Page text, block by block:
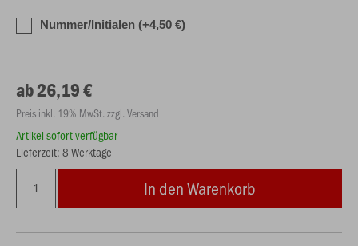
Nummer/Initialen (+4,50 €)
ab 26,19 €
Preis inkl. 19% MwSt. zzgl. Versand
Artikel sofort verfügbar
Lieferzeit: 8 Werktage
In den Warenkorb